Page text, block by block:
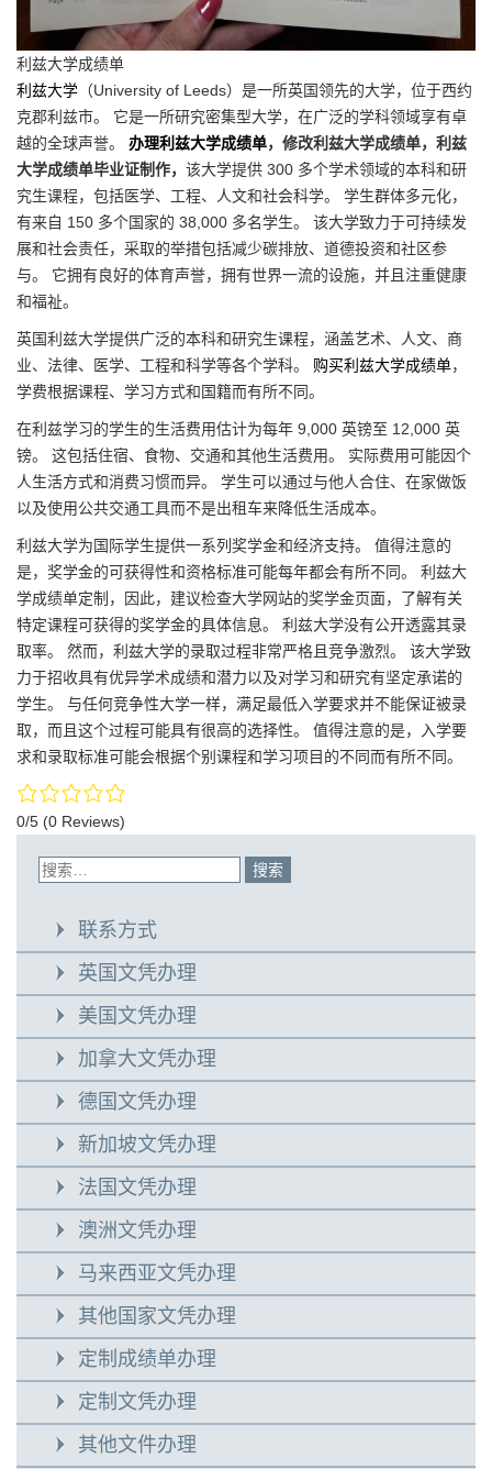
利兹大学成绩单
利兹大学 （University of Leeds）是一所英国领先的大学，位于西约
克郡利兹市。 它是一所研究密集型大学，在广泛的学科领域享有卓
越的全球声誉。
办理利兹大学成绩单，修改利兹大学成绩单，利兹
大学成绩单毕业证制作， 该大学提供 300 多个学术领域的本科和研
究生课程，包括医学、工程、人文和社会科学。 学生群体多元化，
有来自 150 多个国家的 38,000 多名学生。 该大学致力于可持续发
展和社会责任，采取的举措包括减少碳排放、道德投资和社区参
与。 它拥有良好的体育声誉，拥有世界一流的设施，并且注重健康
和福祉。
英国利兹大学提供广泛的本科和研究生课程，涵盖艺术、人文、商
业、法律、医学、工程和科学等各个学科。 购买利兹大学成绩单，
学费根据课程、学习方式和国籍而有所不同。
在利兹学习的学生的生活费用估计为每年 9,000 英镑至 12,000 英
镑。 这包括住宿、食物、交通和其他生活费用。 实际费用可能因个
人生活方式和消费习惯而异。 学生可以通过与他人合住、在家做饭
以及使用公共交通工具而不是出租车来降低生活成本。
利兹大学为国际学生提供一系列奖学金和经济支持。 值得注意的
是，奖学金的可获得性和资格标准可能每年都会有所不同。 利兹大
学成绩单定制，因此，建议检查大学网站的奖学金页面，了解有关
特定课程可获得的奖学金的具体信息。 利兹大学没有公开透露其录
取率。 然而，利兹大学的录取过程非常严格且竞争激烈。 该大学致
力于招收具有优异学术成绩和潜力以及对学习和研究有坚定承诺的
学生。 与任何竞争性大学一样，满足最低入学要求并不能保证被录
取，而且这个过程可能具有很高的选择性。 值得注意的是，入学要
求和录取标准可能会根据个别课程和学习项目的不同而有所不同。
0/5 (0 Reviews)
联系方式
英国文凭办理
美国文凭办理
加拿大文凭办理
德国文凭办理
新加坡文凭办理
法国文凭办理
澳洲文凭办理
马来西亚文凭办理
其他国家文凭办理
定制成绩单办理
定制文凭办理
其他文件办理